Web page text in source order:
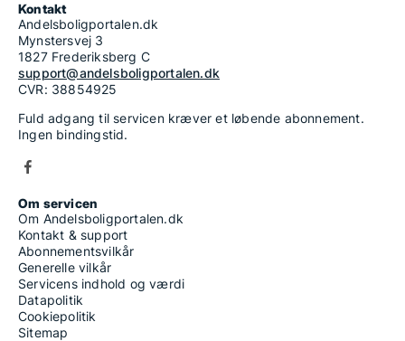
Kontakt
Andelsboligportalen.dk
Mynstersvej 3
1827 Frederiksberg C
support@andelsboligportalen.dk
CVR: 38854925
Fuld adgang til servicen kræver et løbende abonnement.
Ingen bindingstid.
Om servicen
Om Andelsboligportalen.dk
Kontakt & support
Abonnementsvilkår
Generelle vilkår
Servicens indhold og værdi
Datapolitik
Cookiepolitik
Sitemap